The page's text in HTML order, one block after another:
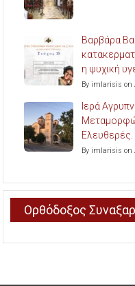
Βαρβάρα
η ψυχική
By imlarisis on
Ιερά
Ελευθερές.
By imlarisis on
Ορθόδοξος